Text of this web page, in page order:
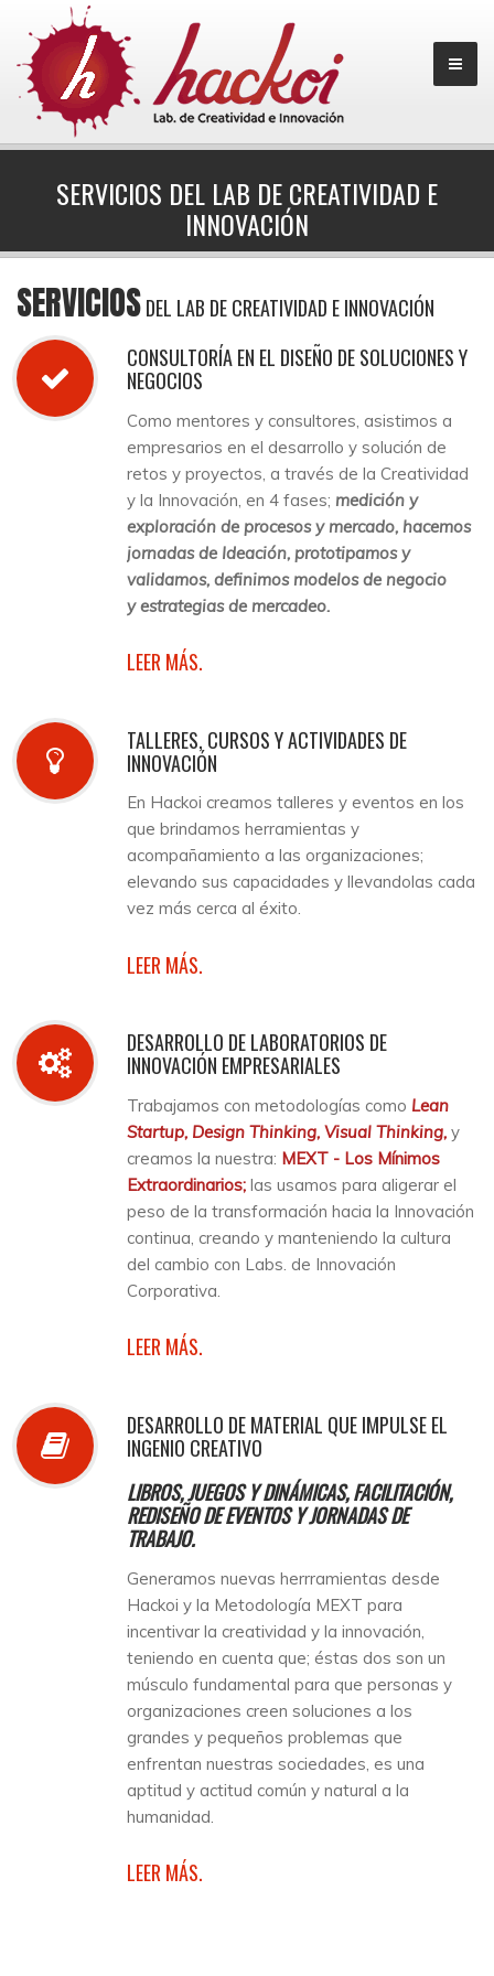
SERVICIOS DEL LAB DE CREATIVIDAD E
INNOVACIÓN
SERVICIOSDEL LAB DE CREATIVIDAD E INNOVACIÓN
CONSULTORÍA EN EL DISEÑO DE SOLUCIONES Y
NEGOCIOS
Como mentores y consultores, asistimos a
empresarios en el desarrollo y solución de
retos y proyectos, a través de la Creatividad
y la Innovación, en 4 fases; medición y
exploración de procesos y mercado, hacemos
jornadas de Ideación, prototipamos y
validamos, definimos modelos de negocio
y estrategias de mercadeo.
LEER MÁS.
TALLERES, CURSOS Y ACTIVIDADES DE
INNOVACIÓN
En Hackoi creamos talleres y eventos en los
que brindamos herramientas y
acompañamiento a las organizaciones;
elevando sus capacidades y llevandolas cada
vez más cerca al éxito.
LEER MÁS.
DESARROLLO DE LABORATORIOS DE
INNOVACIÓN EMPRESARIALES
Trabajamos con metodologías como Lean
Startup, Design Thinking, Visual Thinking, y
creamos la nuestra: MEXT - Los Mínimos
Extraordinarios; las usamos para aligerar el
peso de la transformación hacia la Innovación
continua, creando y manteniendo la cultura
del cambio con Labs. de Innovación
Corporativa.
LEER MÁS.
DESARROLLO DE MATERIAL QUE IMPULSE EL
INGENIO CREATIVO
LIBROS, JUEGOS Y DINÁMICAS, FACILITACIÓN,
REDISEÑO DE EVENTOS Y JORNADAS DE
TRABAJO.
Generamos nuevas herrramientas desde
Hackoi y la Metodología MEXT para
incentivar la creatividad y la innovación,
teniendo en cuenta que; éstas dos son un
músculo fundamental para que personas y
organizaciones creen soluciones a los
grandes y pequeños problemas que
enfrentan nuestras sociedades, es una
aptitud y actitud común y natural a la
humanidad.
LEER MÁS.